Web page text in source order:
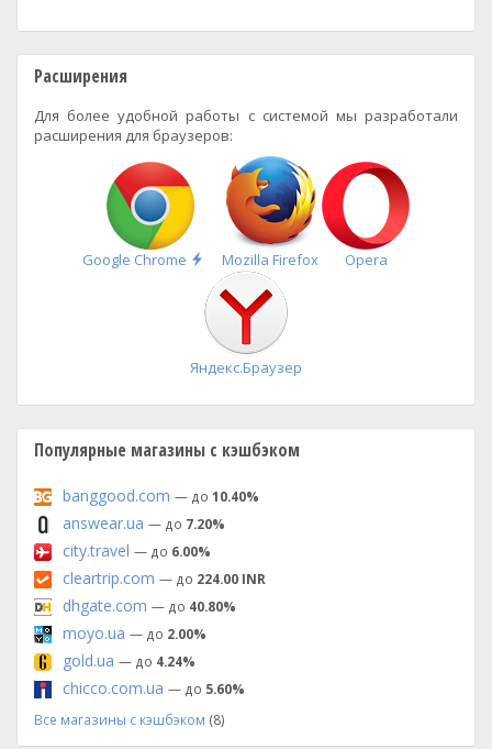
Расширения
Для более удобной работы с системой мы разработали
расширения для браузеров:
Google Chrome
Быстрая
установка
Mozilla Firefox Opera
Яндекс.Браузер
Популярные магазины с кэшбэком
banggood.com — до 10.40%
answear.ua — до 7.20%
city.travel — до 6.00%
cleartrip.com — до 224.00 INR
dhgate.com — до 40.80%
moyo.ua — до 2.00%
gold.ua — до 4.24%
chicco.com.ua — до 5.60%
Все магазины с кэшбэком (8)